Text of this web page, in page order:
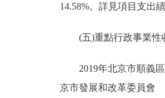
14.58%。詳見項目支出
(五)重點行政事業性
2019年北京市順義區
京市發展和改革委員會